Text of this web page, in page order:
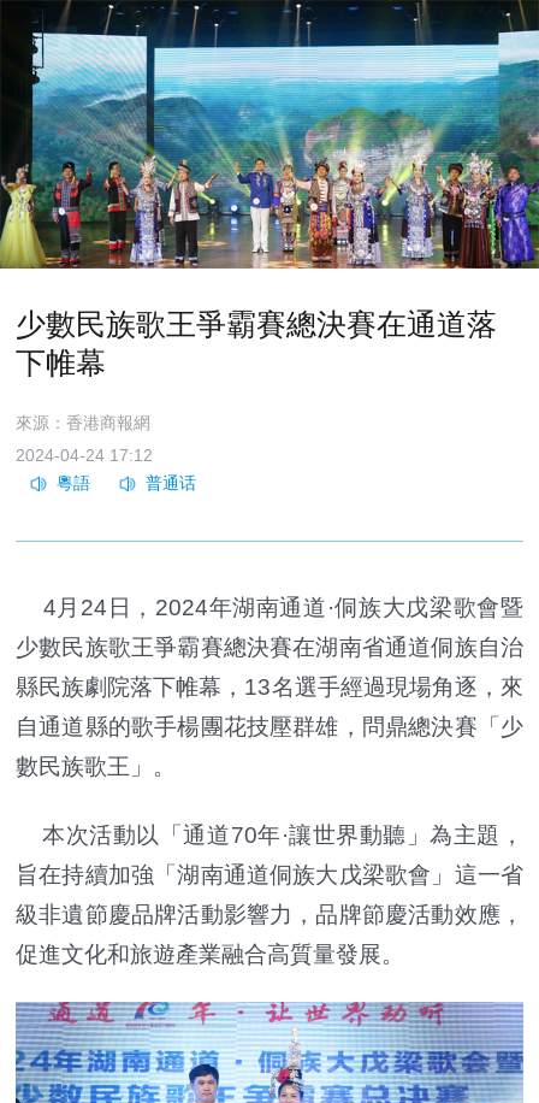
少數民族歌王爭霸賽總決賽在通道落
下帷幕
來源：香港商報網
2024-04-24 17:12
4月24日，2024年湖南通道·侗族大戊梁歌會暨
少數民族歌王爭霸賽總決賽在湖南省通道侗族自治
縣民族劇院落下帷幕，13名選手經過現場角逐，來
自通道縣的歌手楊團花技壓群雄，問鼎總決賽「少
數民族歌王」。
本次活動以「通道70年·讓世界動聽」為主題，
旨在持續加強「湖南通道侗族大戊梁歌會」這一省
級非遺節慶品牌活動影響力，品牌節慶活動效應，
促進文化和旅遊產業融合高質量發展。